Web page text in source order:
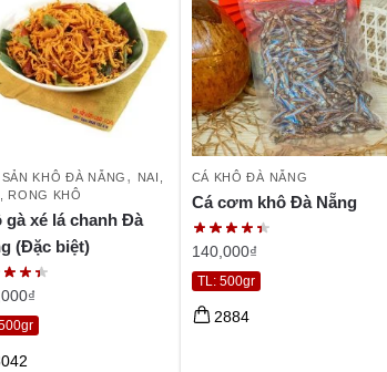
KHÔ ĐÀ NẴNG ,
NAI,
RONG KHÔ
gà xé lá chanh Đà
(Đặc biệt)
₫
CÁ KHÔ ĐÀ NẴNG
Cá cơm khô Đà Nẵng
140,000₫
TL: 500gr
2884